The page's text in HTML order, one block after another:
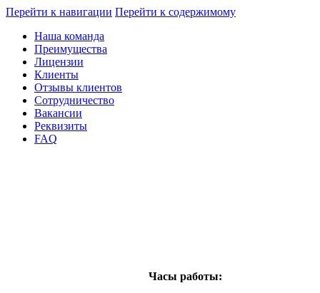
Перейти к навигации Перейти к содержимому
Наша команда
Преимущества
Лицензии
Клиенты
Отзывы клиентов
Сотрудничество
Вакансии
Реквизиты
FAQ
Часы работы: